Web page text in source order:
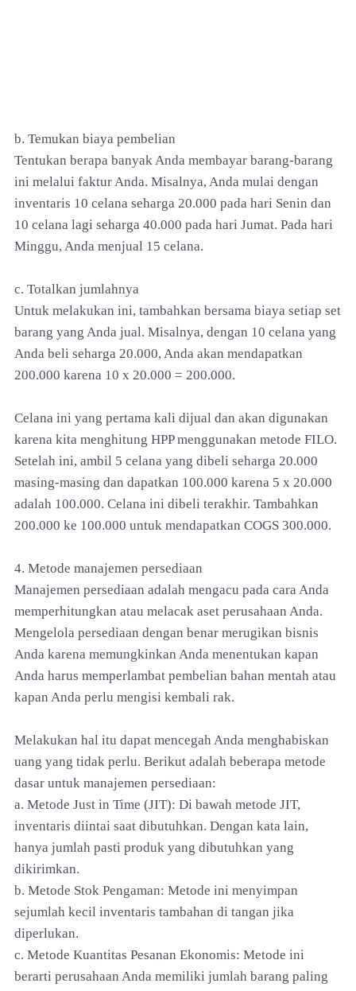
b. Temukan biaya pembelian
Tentukan berapa banyak Anda membayar barang-barang
ini melalui faktur Anda. Misalnya, Anda mulai dengan
inventaris 10 celana seharga 20.000 pada hari Senin dan
10 celana lagi seharga 40.000 pada hari Jumat. Pada hari
Minggu, Anda menjual 15 celana.
c. Totalkan jumlahnya
Untuk melakukan ini, tambahkan bersama biaya setiap set
barang yang Anda jual. Misalnya, dengan 10 celana yang
Anda beli seharga 20.000, Anda akan mendapatkan
200.000 karena 10 x 20.000 = 200.000.
Celana ini yang pertama kali dijual dan akan digunakan
karena kita menghitung HPP menggunakan metode FILO.
Setelah ini, ambil 5 celana yang dibeli seharga 20.000
masing-masing dan dapatkan 100.000 karena 5 x 20.000
adalah 100.000. Celana ini dibeli terakhir. Tambahkan
200.000 ke 100.000 untuk mendapatkan COGS 300.000.
4. Metode manajemen persediaan
Manajemen persediaan adalah mengacu pada cara Anda
memperhitungkan atau melacak aset perusahaan Anda.
Mengelola persediaan dengan benar merugikan bisnis
Anda karena memungkinkan Anda menentukan kapan
Anda harus memperlambat pembelian bahan mentah atau
kapan Anda perlu mengisi kembali rak.
Melakukan hal itu dapat mencegah Anda menghabiskan
uang yang tidak perlu. Berikut adalah beberapa metode
dasar untuk manajemen persediaan:
a. Metode Just in Time (JIT): Di bawah metode JIT,
inventaris diintai saat dibutuhkan. Dengan kata lain,
hanya jumlah pasti produk yang dibutuhkan yang
dikirimkan.
b. Metode Stok Pengaman: Metode ini menyimpan
sejumlah kecil inventaris tambahan di tangan jika
diperlukan.
c. Metode Kuantitas Pesanan Ekonomis: Metode ini
berarti perusahaan Anda memiliki jumlah barang paling